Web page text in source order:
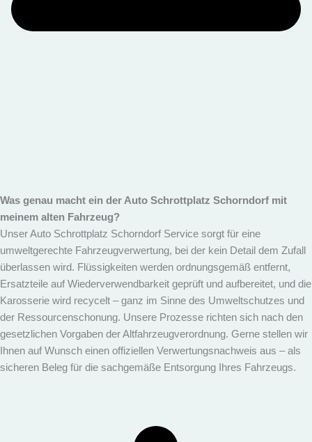
Was genau macht ein der Auto Schrottplatz Schorndorf mit
meinem alten Fahrzeug?
Unser Auto Schrottplatz Schorndorf Service sorgt für eine
umweltgerechte Fahrzeugverwertung, bei der kein Detail dem Zufall
überlassen wird. Flüssigkeiten werden ordnungsgemäß entfernt,
Ersatzteile auf Wiederverwendbarkeit geprüft und aufbereitet, und die
Karosserie wird recycelt – ganz im Sinne des Umweltschutzes und
der Ressourcenschonung. Unsere Prozesse richten sich nach den
gesetzlichen Vorgaben der Altfahrzeugverordnung. Gerne stellen wir
Ihnen auf Wunsch einen offiziellen Verwertungsnachweis aus – als
sicheren Beleg für die sachgemäße Entsorgung Ihres Fahrzeugs.